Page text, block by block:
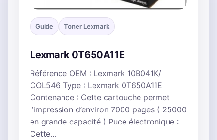
Guide Toner Lexmark
Lexmark 0T650A11E
Référence OEM : Lexmark 10B041K/
COL546 Type : Lexmark 0T650A11E
Contenance : Cette cartouche permet
l’impression d’environ 7000 pages ( 25000
en grande capacité ) Puce électronique :
Cette…